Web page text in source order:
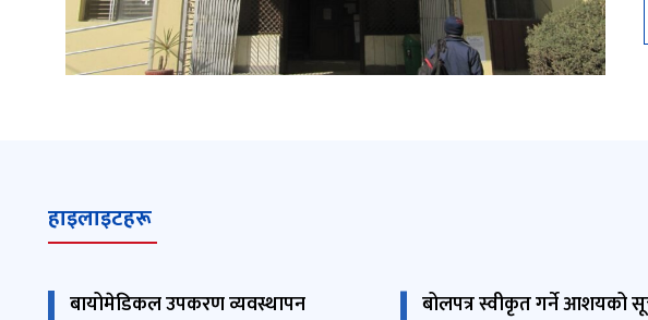
हाइलाइटहरू
बायोमेडिकल उपकरण व्यवस्थापन
बोलपत्र स्वीकृत गर्ने आशयको